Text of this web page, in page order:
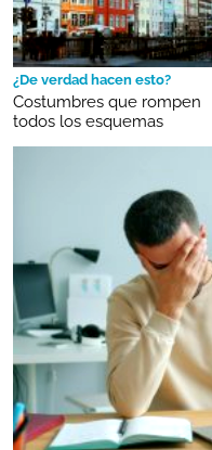
¿De verdad hacen esto?
Costumbres que rompen
todos los esquemas